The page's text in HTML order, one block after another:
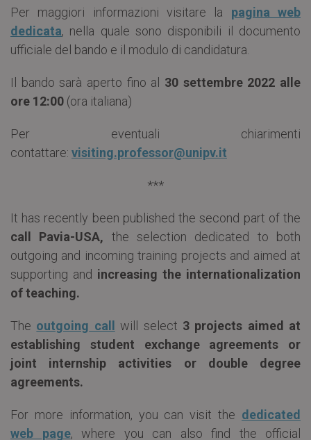
Per maggiori informazioni visitare la pagina web
dedicata, nella quale sono disponibili il documento
ufficiale del bando e il modulo di candidatura.
Il bando sarà aperto fino al 30 settembre 2022 alle
ore 12:00 (ora italiana)
Per eventuali chiarimenti
contattare: visiting.professor@unipv.it
***
It has recently been published the second part of the
call
Pavia-USA, the selection dedicated to both
outgoing and incoming training projects and aimed at
supporting and increasing the internationalization
of teaching.
The outgoing call will select 3 projects aimed at
establishing student exchange agreements or
joint internship activities or double degree
agreements.
For more information, you can visit the dedicated
web page, where you can also find the official